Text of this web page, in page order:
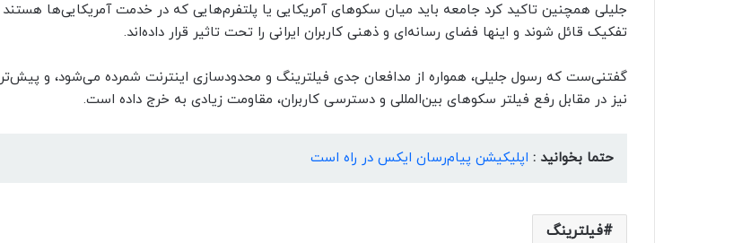
جلیلی همچنین تاکید کرد جامعه باید میان سکوهای آمریکایی یا پلتفرم‌هایی که در خدمت آمریکایی‌ها هستند
تفکیک قائل شوند و اینها فضای رسانه‌ای و ذهنی کاربران ایرانی را تحت تاثیر قرار داده‌اند.
گفتنی‌ست که رسول جلیلی، همواره از مدافعان جدی فیلترینگ و محدودسازی اینترنت شمرده می‌شود، و پیش‌تر
نیز در مقابل رفع فیلتر سکوهای بین‌المللی و دسترسی کاربران، مقاومت زیادی به خرج داده است.
حتما بخوانید : اپلیکیشن پیام‌رسان ایکس در راه است
فیلترینگ